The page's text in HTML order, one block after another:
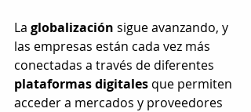
La globalización sigue avanzando, y
las empresas están cada vez más
conectadas a través de diferentes
plataformas digitales que permiten
acceder a mercados y proveedores